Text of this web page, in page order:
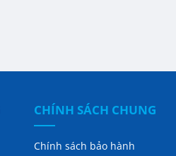
CHÍNH SÁCH CHUNG
Chính sách bảo hành